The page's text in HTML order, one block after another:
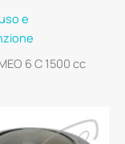
e
6 C 1500 cc